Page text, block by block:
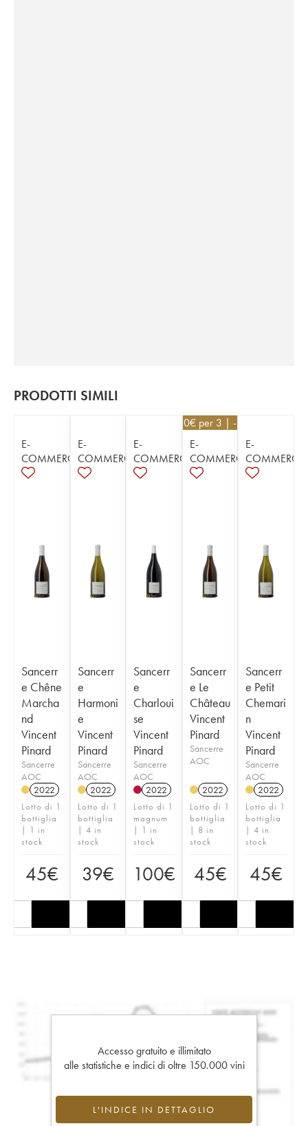
PRODOTTI SIMILI
E-
COMMERCE
Sancerr
e Chêne
Marcha
nd
Vincent
Pinard
Sancerre
AOC
2022
Lotto di 1
bottiglia
| 1 in
stock
45€
E-
COMMERCE
Sancerr
e
Harmoni
e
Vincent
Pinard
Sancerre
AOC
2022
Lotto di 1
bottiglia
| 4 in
stock
39€
E-
COMMERCE
Sancerr
e
Charloui
se
Vincent
Pinard
Sancerre
AOC
2022
Lotto di 1
magnum
| 1 in
stock
100€
40,50€ per 3 | - 10%
E-
COMMERCE
Sancerr
e Le
Château
Vincent
Pinard
Sancerre
AOC
2022
Lotto di 1
bottiglia
| 8 in
stock
45€
E-
COMMERCE
Sancerr
e Petit
Chemari
n
Vincent
Pinard
Sancerre
AOC
2022
Lotto di 1
bottiglia
| 4 in
stock
45€
Accesso gratuito e illimitato
alle statistiche e indici di oltre 150.000 vini
L'INDICE IN DETTAGLIO